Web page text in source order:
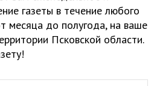
газеты в течение любого
месяца до полугода, на ваше
Псковской области.